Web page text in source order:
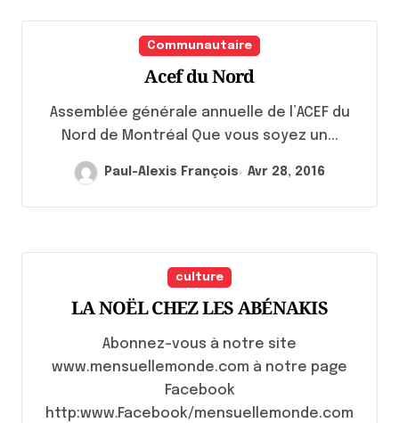
Communautaire
Acef du Nord
Assemblée générale annuelle de l’ACEF du
Nord de Montréal Que vous soyez un...
Paul-Alexis François Avr 28, 2016
culture
LA NOËL CHEZ LES ABÉNAKIS
Abonnez-vous à notre site
www.mensuellemonde.com à notre page
Facebook
http:www.Facebook/mensuellemonde.com